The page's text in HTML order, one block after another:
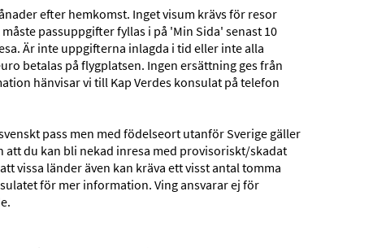
solsäkra resmål – perfekt för dig som vill resa till värmen
och genuin atmosfär.
Restauranger & barer
efter hemkomst. Inget visum krävs för resor
passuppgifter fyllas i på 'Min Sida' senast 10
Är inte uppgifterna inlagda i tid eller inte alla
betalas på flygplatsen. Ingen ersättning ges från
hänvisar vi till Kap Verdes konsulat på telefon
pass men med födelseort utanför Sverige gäller
att du kan bli nekad inresa med provisoriskt/skadat
vissa länder även kan kräva ett visst antal tomma
för mer information. Ving ansvarar ej för